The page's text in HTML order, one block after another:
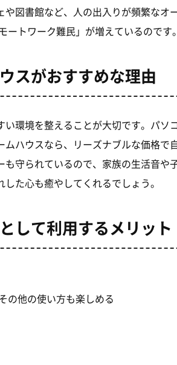
図書館など、人の出入りが頻繁なオ
トワーク難民」が増えているのです。
スがおすすめな理由
環境を整えることが大切です。パ
ハウスなら、リーズナブルな価格
守られているので、家族の生活音や
た心も癒やしてくれるでしょう。
して利用するメリット
の他の使い方も楽しめる